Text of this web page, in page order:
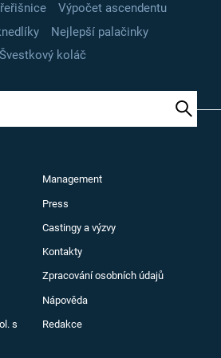
Výpočet ascendentu
Nejlepší palačinky
Švestkový koláč
Management
Press
Castingy a výzvy
Kontakty
Zpracování osobních údajů
Nápověda
s
Redakce